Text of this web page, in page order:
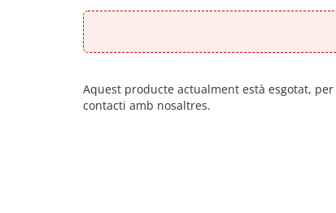
Aquest producte actualment està esgotat,
contacti amb nosaltres.